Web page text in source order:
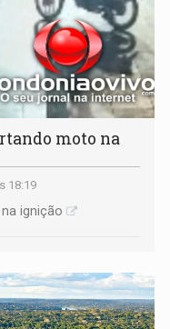
moto na
18:19
ignição